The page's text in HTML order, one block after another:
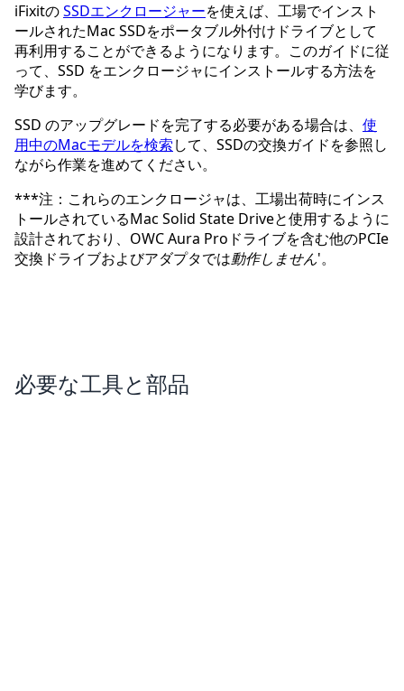
iFixitのSSDエンクロージャーを使えば、工場でインスト
ールされたMac SSDをポータブル外付けドライブとして
再利用することができるようになります。このガイドに従
って、SSD をエンクロージャにインストールする方法を
学びます。
SSD のアップグレードを完了する必要がある場合は、 使
用中のMacモデルを検索して、SSDの交換ガイドを参照し
ながら作業を進めてください。
***注：これらのエンクロージャは、工場出荷時にインス
トールされているMac Solid State Driveと使用するように
設計されており、OWC Aura Proドライブを含む他のPCIe
交換ドライブおよびアダプタでは動作しません'。
必要な工具と部品